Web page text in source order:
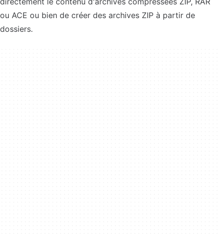
ou ACE ou bien de créer des archives ZIP à partir de
dossiers.